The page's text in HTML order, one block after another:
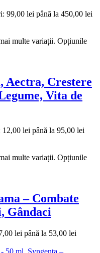
99,00 lei până la 450,00 lei
multe variații. Opțiunile
Crestere
Vita de
lei până la 95,00 lei
multe variații. Opțiunile
– Combate
Gândaci
lei până la 53,00 lei